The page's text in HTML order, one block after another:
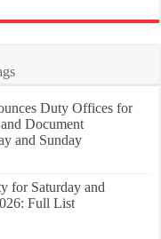
Duty Offices for
Document
and Sunday
for Saturday and
Full List